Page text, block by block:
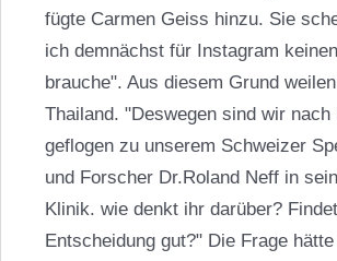
fügte Carmen Geiss hinzu. Sie
ich demnächst für Instagram
brauche". Aus diesem Grund
Thailand. "Deswegen sind wir nach
geflogen zu unserem Schweizer
und Forscher Dr.Roland Neff in
Klinik. wie denkt ihr darüber?
Entscheidung gut?" Die Frage hätte